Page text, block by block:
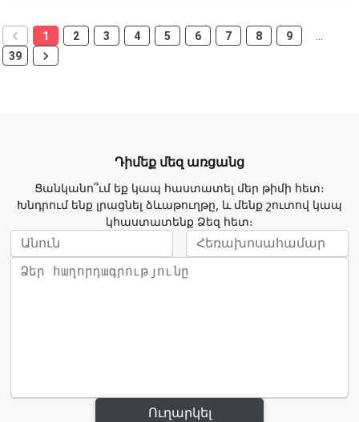
1 2 3 4 5 6 7 8 9
39
Դիմեք մեզ առցանց
Ցանկանո՞ւմ եք կապ հաստատել մեր թիմի հետ։
Խնդրում ենք լրացնել ձևաթուղթը, և մենք շուտով կապ
կհաստատենք Ձեզ հետ։
Ուղարկել